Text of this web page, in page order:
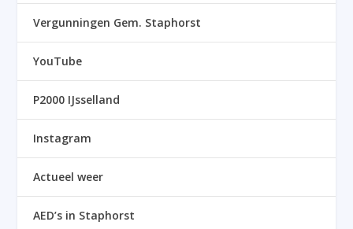
Vergunningen Gem. Staphorst
YouTube
P2000 IJsselland
Instagram
Actueel weer
AED’s in Staphorst